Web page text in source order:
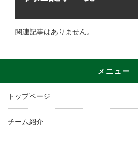
関連記事はありません。
メニュー
トップページ
チーム紹介